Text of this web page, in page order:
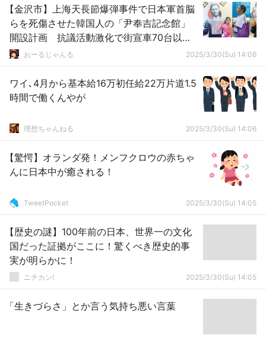
【金沢市】上海天長節爆弾事件で日本軍首脳
らを死傷させた韓国人の「尹奉吉記念館」
開設計画 抗議活動激化で街宣車70台以
上、広がる波紋
おーるじゃんる 2025/3/30(Su) 14:06
ワイ､4月から基本給16万初任給22万片道1.5
時間で働くんやが
理想ちゃんねる 2025/3/30(Su) 14:06
【驚愕】オランダ発！メンフクロウの赤ちゃ
んに日本中が癒される！
TweetPocket 2025/3/30(Su) 14:05
【歴史の謎】100年前の日本、世界一の文化
国だった証拠がここに！驚くべき歴史的事
実が明らかに！
ニチカン! 2025/3/30(Su) 14:05
「生きづらさ」とか言う気持ち悪い言葉